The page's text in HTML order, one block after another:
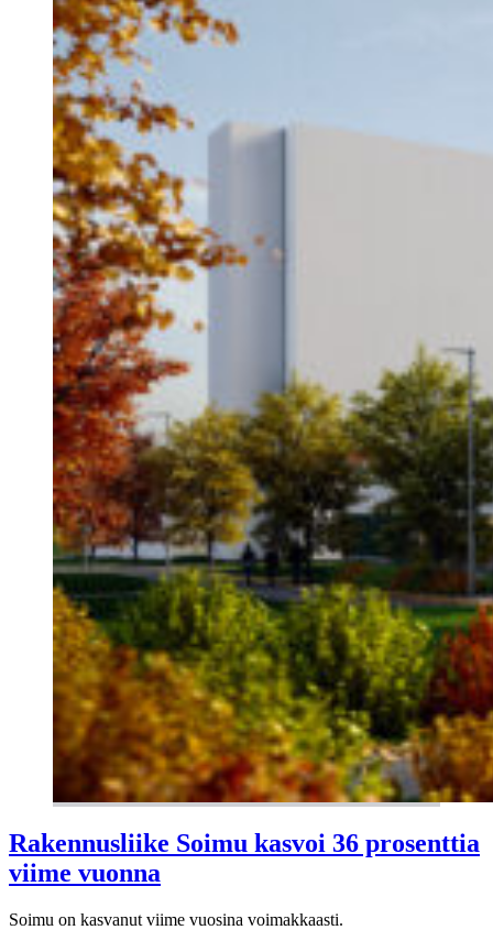
Rakennusliike Soimu kasvoi 36 prosenttia
viime vuonna
Soimu on kasvanut viime vuosina voimakkaasti.